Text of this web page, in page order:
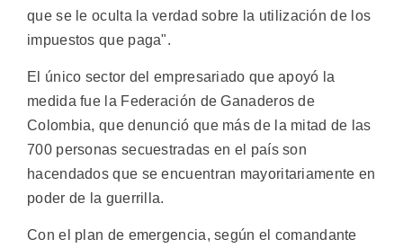
que se le oculta la verdad sobre la utilización de los
impuestos que paga".
El único sector del empresariado que apoyó la
medida fue la Federación de Ganaderos de
Colombia, que denunció que más de la mitad de las
700 personas secuestradas en el país son
hacendados que se encuentran mayoritariamente en
poder de la guerrilla.
Con el plan de emergencia, según el comandante